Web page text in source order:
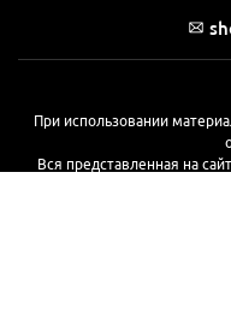
При использовании
Вся представленная на